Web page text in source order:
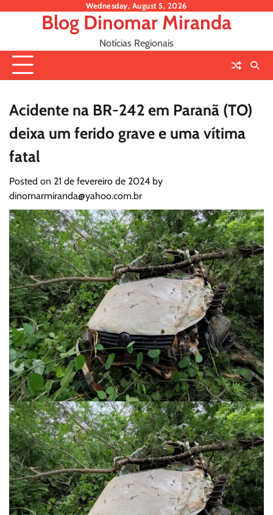
Wednesday, August 5, 2026
Blog Dinomar Miranda
Notícias Regionais
Acidente na BR-242 em Paranã (TO)
deixa um ferido grave e uma vítima
fatal
Posted on 21 de fevereiro de 2024 by
dinomarmiranda@yahoo.com.br